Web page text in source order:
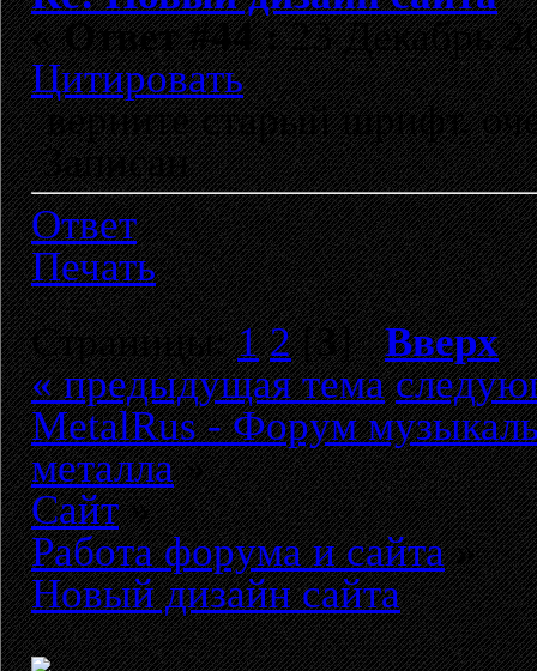
«Ответ #44 :23 Декабрь
Цитировать
верните старый шрифт.
Записан
Ответ
Печать
Страницы:1 2[3]Вверх
« предыдущая тема
MetalRus - Форум
металла»
Сайт»
Работа форума и сайта»
Новый дизайн сайта